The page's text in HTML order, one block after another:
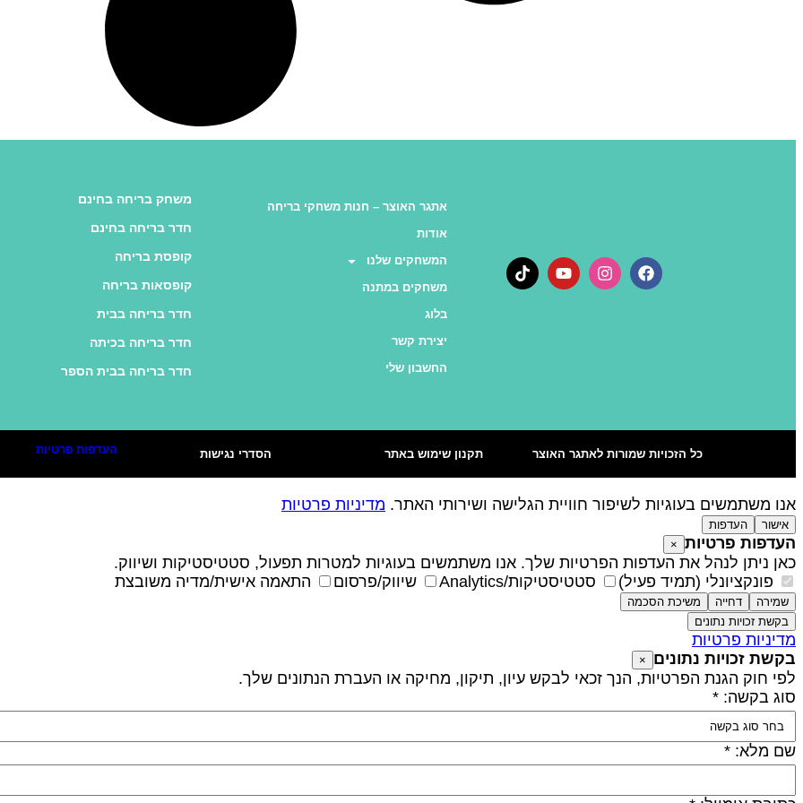
אתגר האוצר – חנות משחקי בריחה
אודות
המשחקים שלנו
משחקים במתנה
בלוג
יצירת קשר
החשבון שלי
משחק בריחה בחינם
חדר בריחה בחינם
קופסת בריחה
קופסאות בריחה
חדר בריחה בבית
חדר בריחה בכיתה
חדר בריחה בבית הספר
כל הזכויות שמורות לאתגר האוצר תקנון שימוש באתר הסדרי נגישות העדפות פרטיות
אנו משתמשים בעוגיות לשיפור חוויית הגלישה ושירותי האתר. מדיניות פרטיות
אישור העדפות
העדפות פרטיות ×
כאן ניתן לנהל את העדפות הפרטיות שלך. אנו משתמשים בעוגיות למטרות תפעול, סטטיסטיקות ושיווק.
פונקציונלי (תמיד פעיל)
סטטיסטיקות/Analytics שיווק/פרסום התאמה אישית/מדיה משובצת
שמירה דחייה
משיכת הסכמה
בקשת זכויות נתונים
מדיניות פרטיות
בקשת זכויות נתונים
×
לפי חוק הגנת הפרטיות, הנך זכאי לבקש עיון, תיקון, מחיקה או העברת הנתונים שלך.
סוג בקשה: *
שם מלא: *